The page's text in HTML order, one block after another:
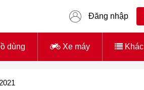
Đăng nhập
dùng Xe máy Khác